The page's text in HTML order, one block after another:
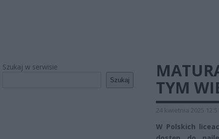
Szukaj w serwisie
Szukaj
TYM
24 kwietnia 2025
W Polskich